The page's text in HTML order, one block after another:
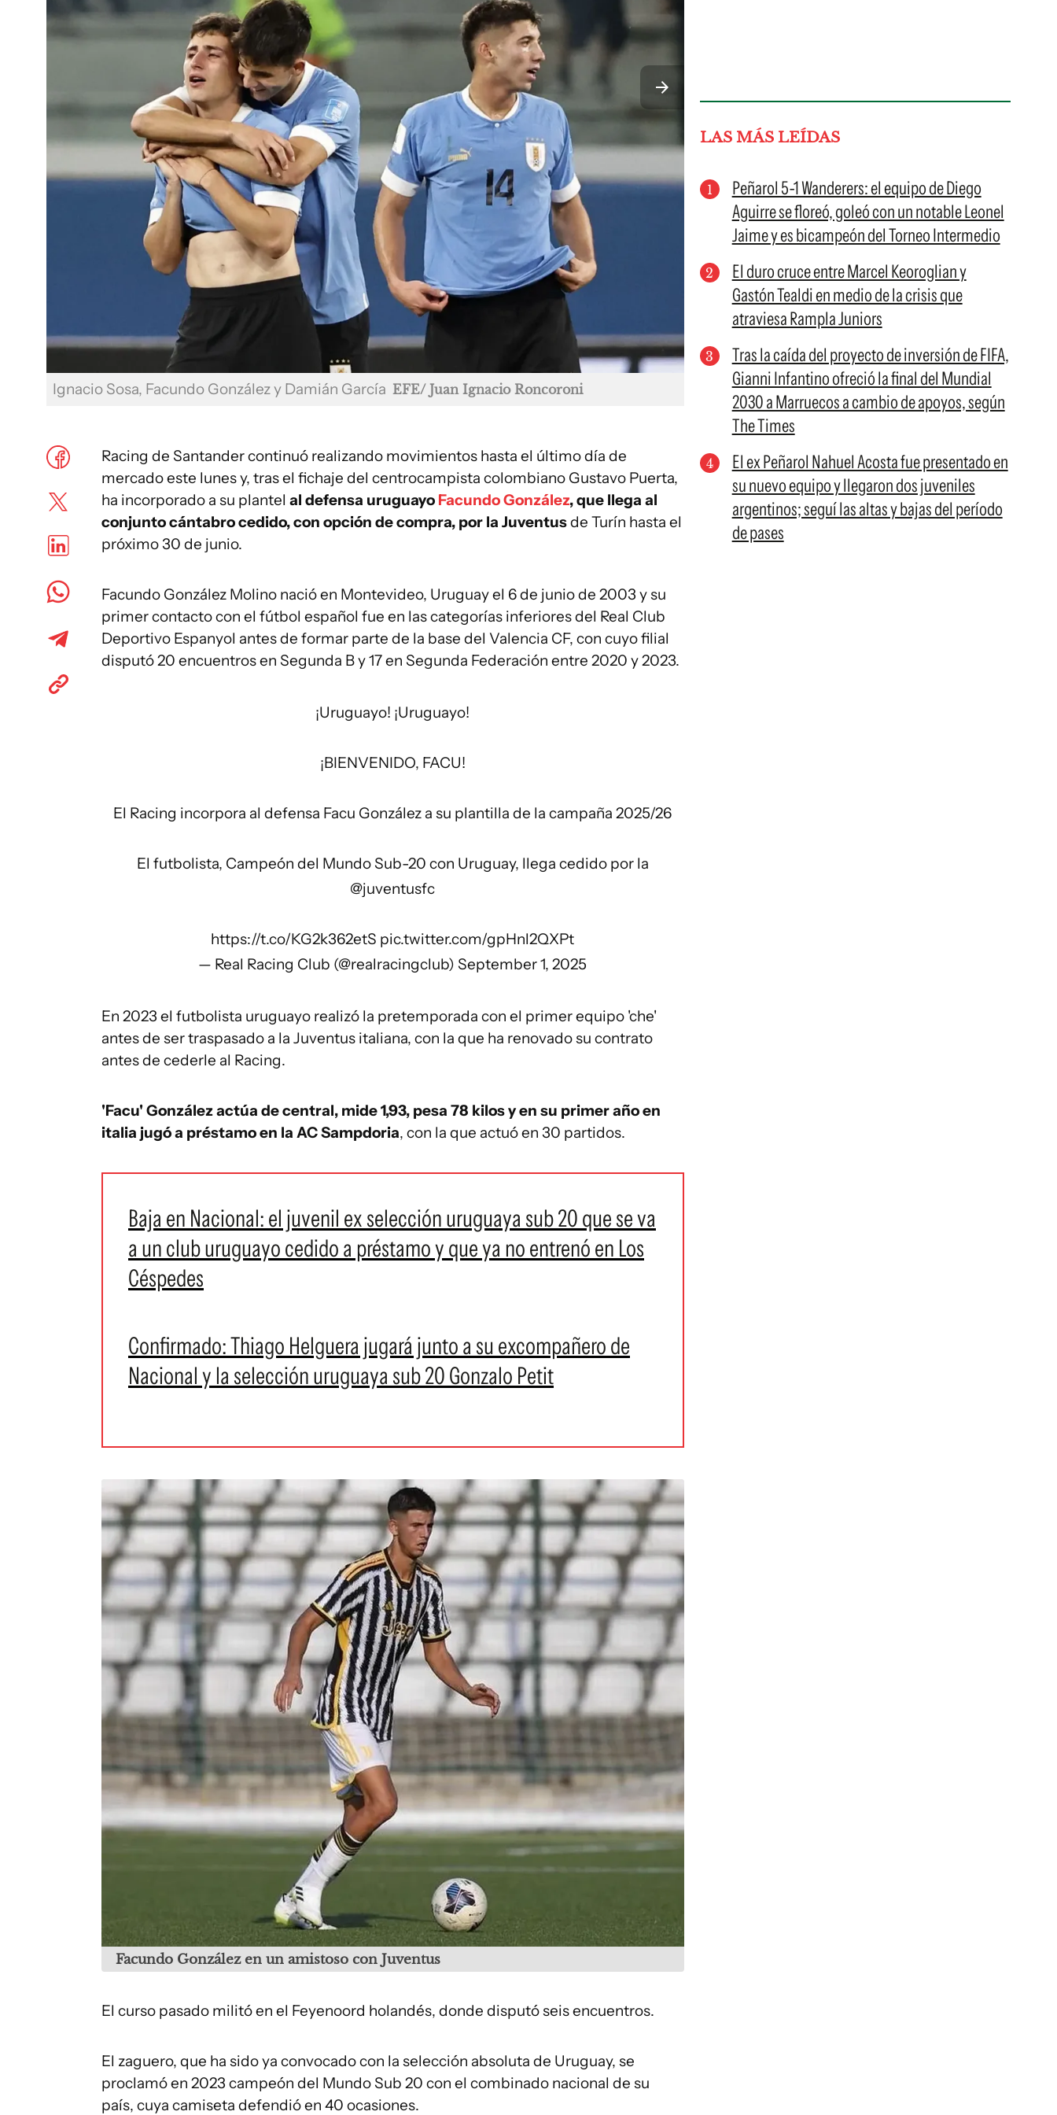
Ignacio Sosa, Facundo González y Damián García EFE/ Juan Ignacio Roncoroni
Racing de Santander continuó realizando movimientos hasta el último día de
mercado este lunes y, tras el fichaje del centrocampista colombiano Gustavo Puerta,
ha incorporado a su plantel al defensa uruguayo Facundo González, que llega al
conjunto cántabro cedido, con opción de compra, por la Juventusde Turín hasta el
próximo 30 de junio.
Facundo González Molino nació en Montevideo, Uruguay el 6 de junio de 2003 y su
primer contacto con el fútbol español fue en las categorías inferiores del Real Club
Deportivo Espanyol antes de formar parte de la base del Valencia CF, con cuyo filial
disputó 20 encuentros en Segunda B y 17 en Segunda Federación entre 2020 y 2023.
¡Uruguayo! ¡Uruguayo!
¡BIENVENIDO, FACU!
El Racing incorpora al defensa Facu González a su plantilla de la campaña 2025/26
El futbolista, Campeón del Mundo Sub-20 con Uruguay, llega cedido por la
@juventusfc
https://t.co/KG2k362etS pic.twitter.com/gpHnl2QXPt
— Real Racing Club (@realracingclub) September 1, 2025
En 2023 el futbolista uruguayo realizó la pretemporada con el primer equipo 'che'
antes de ser traspasado a la Juventus italiana, con la que ha renovado su contrato
antes de cederle al Racing.
'Facu' González actúa de central, mide 1,93, pesa 78 kilos y en su primer año en
italia jugó a préstamo en la AC Sampdoria, con la que actuó en 30 partidos.
Baja en Nacional: el juvenil ex selección uruguaya sub 20 que se va
a un club uruguayo cedido a préstamo y que ya no entrenó en Los
Céspedes
Confirmado: Thiago Helguera jugará junto a su excompañero de
Nacional y la selección uruguaya sub 20 Gonzalo Petit
Facundo González en un amistoso con Juventus
El curso pasado militó en el Feyenoord holandés, donde disputó seis encuentros.
El zaguero, que ha sido ya convocado con la selección absoluta de Uruguay, se
proclamó en 2023 campeón del Mundo Sub 20 con el combinado nacional de su
país, cuya camiseta defendió en 40 ocasiones.
LAS MÁS LEÍDAS
Peñarol 5-1 Wanderers: el equipo de Diego
Aguirre se floreó, goleó con un notable Leonel
Jaime y es bicampeón del Torneo Intermedio
El duro cruce entre Marcel Keoroglian y
Gastón Tealdi en medio de la crisis que
atraviesa Rampla Juniors
Tras la caída del proyecto de inversión de FIFA,
Gianni Infantino ofreció la final del Mundial
2030 a Marruecos a cambio de apoyos, según
The Times
El ex Peñarol Nahuel Acosta fue presentado en
su nuevo equipo y llegaron dos juveniles
argentinos; seguí las altas y bajas del período
de pases